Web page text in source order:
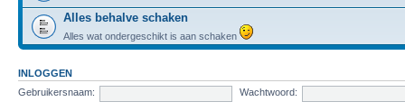
Alles behalve schaken
Alles wat ondergeschikt is aan schaken
INLOGGEN
Gebruikersnaam:
Wachtwoord: